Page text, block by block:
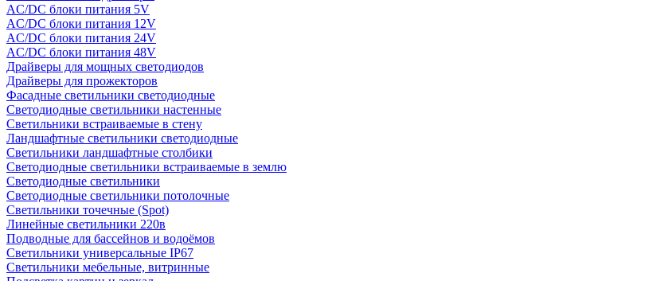
AC/DC блоки питания 5V
AC/DC блоки питания 12V
AC/DC блоки питания 24V
AC/DC блоки питания 48V
Драйверы для мощных светодиодов
Драйверы для прожекторов
Фасадные светильники светодиодные
Светодиодные светильники настенные
Светильники встраиваемые в стену
Ландшафтные светильники светодиодные
Светильники ландшафтные столбики
Светодиодные светильники встраиваемые в землю
Светодиодные светильники
Светодиодные светильники потолочные
Светильники точечные (Spot)
Линейные светильники 220в
Подводные для бассейнов и водоёмов
Светильники универсальные IP67
Светильники мебельные, витринные